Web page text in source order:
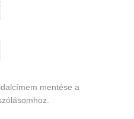
mentése a